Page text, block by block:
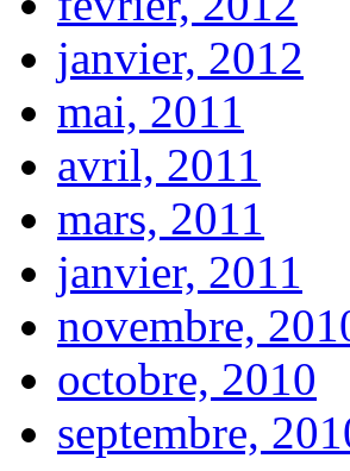
janvier, 2012
mai, 2011
avril, 2011
mars, 2011
janvier, 2011
novembre,
octobre, 2010
septembre,